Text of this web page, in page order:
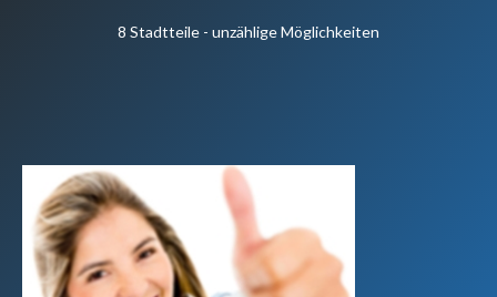
8 Stadtteile - unzählige Möglichkeiten